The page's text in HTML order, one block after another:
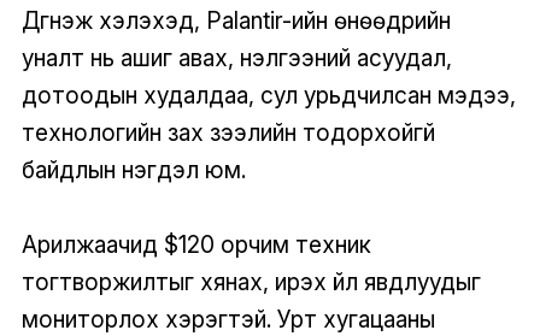
Дүгнэж хэлэхэд, Palantir-ийн өнөөдрийн
уналт нь ашиг авах, үнэлгээний асуудал,
дотоодын худалдаа, сул урьдчилсан мэдээ,
технологийн зах зээлийн тодорхойгүй
байдлын нэгдэл юм.
Арилжаачид $120 орчим техник
тогтворжилтыг хянах, ирэх үйл явдлуудыг
мониторлох хэрэгтэй. Урт хугацааны